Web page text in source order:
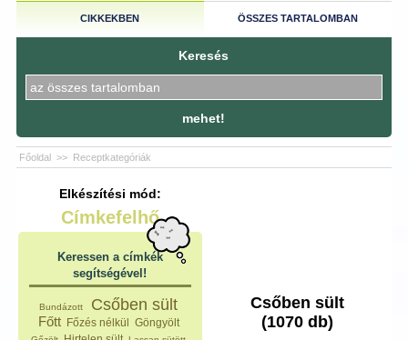
CIKKEKBEN ÖSSZES TARTALOMBAN
Keresés
mehet!
Főoldal >> Receptkategóriák
Elkészítési mód:
Címkefelhő
Keressen a címkék
segítségével!
Bundázott Csőben sült
Főtt Főzés nélkül Göngyölt
Csőben sült
(1070 db)